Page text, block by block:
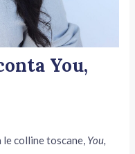
You,
colline toscane, You,